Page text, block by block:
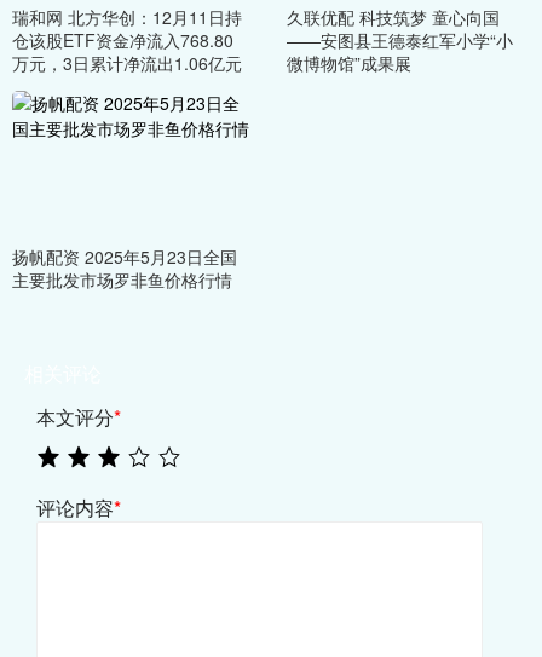
瑞和网 北方华创：12月11日持
仓该股ETF资金净流入768.80
万元，3日累计净流出1.06亿元
久联优配 科技筑梦 童心向国
——安图县王德泰红军小学“小
微博物馆”成果展
扬帆配资 2025年5月23日全国
主要批发市场罗非鱼价格行情
本文评分*
评论内容*